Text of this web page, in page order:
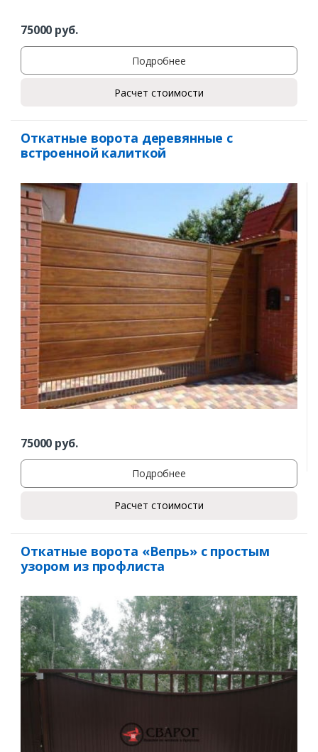
75000 руб.
Подробнее
Расчет стоимости
Откатные ворота деревянные с
встроенной калиткой
75000 руб.
Подробнее
Расчет стоимости
Откатные ворота «Вепрь» с простым
узором из профлиста